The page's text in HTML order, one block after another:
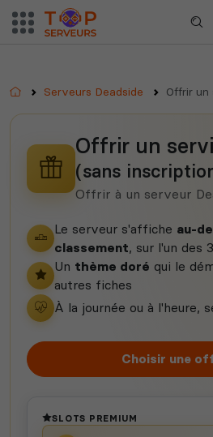
The Front
Dune Awakening
Squad
AccueilServeurs Deadside Offrir
Offrir un
(sans
Offrir à un serveur
Le serveur s'affiche au-
classement, sur l'un des
Un thème doré qui le
autres fiches
À la journée ou à l'heure,
Choisir une
SLOTS PREMIUM